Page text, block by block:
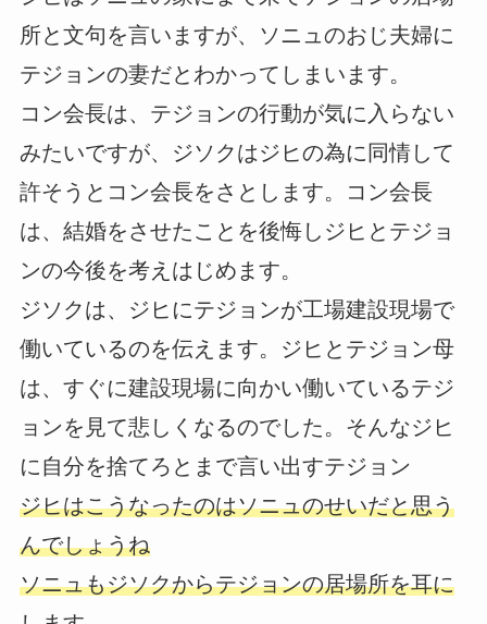
所と文句を言いますが、ソニュのおじ夫婦に
テジョンの妻だとわかってしまいます。
コン会長は、テジョンの行動が気に入らない
みたいですが、ジソクはジヒの為に同情して
許そうとコン会長をさとします。コン会長
は、結婚をさせたことを後悔しジヒとテジョ
ンの今後を考えはじめます。
ジソクは、ジヒにテジョンが工場建設現場で
働いているのを伝えます。ジヒとテジョン母
は、すぐに建設現場に向かい働いているテジ
ョンを見て悲しくなるのでした。そんなジヒ
に自分を捨てろとまで言い出すテジョン
ジヒはこうなったのはソニュのせいだと思う
んでしょうね
ソニュもジソクからテジョンの居場所を耳に